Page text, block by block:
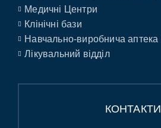
Медичні Центри
Клінічні бази
Навчально-виробнича аптека
Лікувальний відділ
КОНТАКТИ